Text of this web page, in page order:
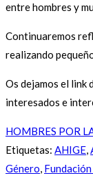
entre hombres y
Continuaremos
realizando
Os dejamos el link
interesados e
HOMBRES POR
Etiquetas: AHIGE,
Género,